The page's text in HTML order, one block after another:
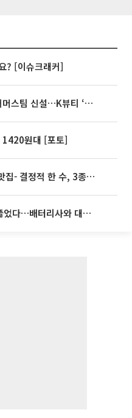
? [이슈크래커]
‘글로벌 판매망’ 확대[K뷰티 라방戰]
원대 [포토]
'2TV 생생정보' 오늘방송맛집- 결정적 한 수, 3종 메밀면! 메밀 소바 맛집 '의○○○○'
포스코퓨처엠, LFP 시장 뚫었다…배터리사와 대규모 장기 공급 합의